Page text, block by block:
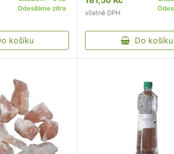
teplotu.
Odesíláme zítra
košíku
včetně DPH
Do košíku